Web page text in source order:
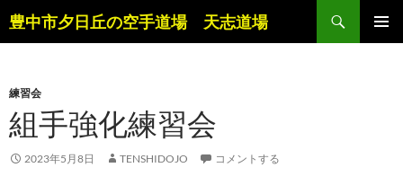
ン
ツ
へ
ス
キ
豊中市夕日丘の空手道場 天志道場
検
索
練習会
組手強化練習会
2023年5月8日 TENSHIDOJO コメントする